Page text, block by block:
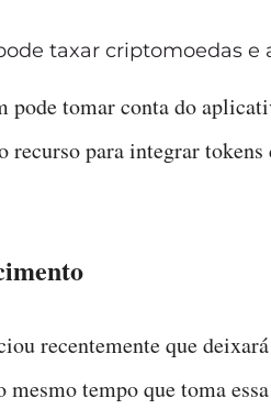
taxar criptomoedas e
pode tomar conta do
recurso para integrar
recentemente que
tempo que toma